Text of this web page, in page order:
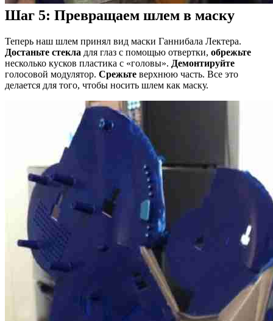
Шаг 5: Превращаем шлем в маску
Теперь наш шлем принял вид маски Ганнибала Лектера.
Достаньте стекла для глаз с помощью отвертки, обрежьте
несколько кусков пластика с «головы». Демонтируйте
голосовой модулятор. Срежьте верхнюю часть. Все это
делается для того, чтобы носить шлем как маску.